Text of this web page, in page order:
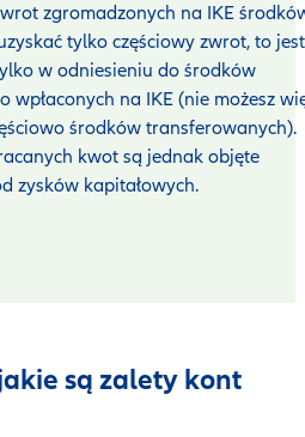
zgromadzonych na IKE
tylko częściowy zwrot, to jest
w odniesieniu do środków
wpłaconych na IKE (nie możesz
środków transferowanych).
kwot są jednak objęte
zysków kapitałowych.
są zalety kont